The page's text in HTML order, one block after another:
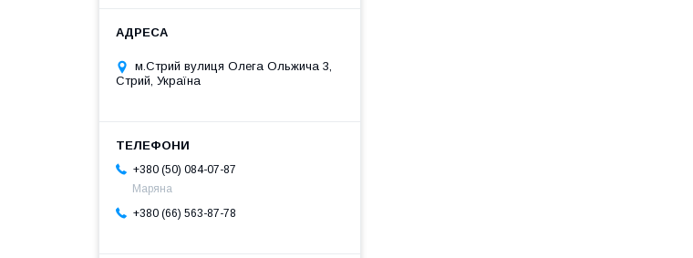
м.Стрий вулиця Олега Ольжича 3,
Стрий, Україна
+380 (50) 084-07-87
Маряна
+380 (66) 563-87-78